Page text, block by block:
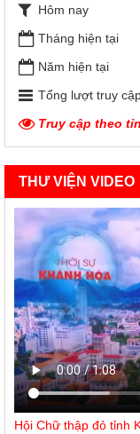
Hôm nay
Tháng hiện tại
Năm hiện tại
Tổng lượt truy
Truy cập theo
THƯ VIỆN VIDEO
Hội Chữ thập đỏ tỉnh